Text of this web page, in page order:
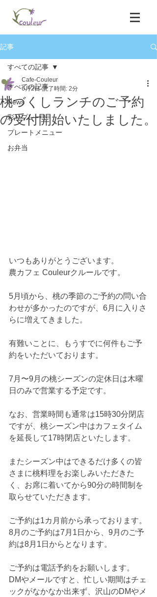
記事
すべての記事
News
彩りプレート
プレートメニュー
お弁当
すべての記事
桃づくしランチのご予約
の受付開始いたしました。
Cafe-Couleur
6月2日 読了時間: 2分
いつもありがとうございます。
農カフェ Couleurクルールです。
5月頃から、桃の季節のご予約の問い合
わせが多かったのですが、6月に入りさ
らに増えてきました。
有難いことに、もうすでに何件もご予
約をいただいております。
7月〜9月の桃シーズンの定休日は木曜
日のみで営業する予定です。
なお、営業時間も通常は15時30分閉店
ですが、桃シーズン中はカフェタイム
を延長して17時閉店といたします。
またシーズン中はできるだけ多くの皆
さまに桃料理をお楽しみいただきた
く、お席に着いてから90分の時間制を
取らせていただきます。
ご予約は1カ月前から承っております。
8月のご予約は7月1日から、9月のご予
約は8月1日からとなります。
ご予約は電話予約をお願いします。
DMやメールですと、忙しい期間はチェ
ックがなかなか出来ず、沢山のDMやメ